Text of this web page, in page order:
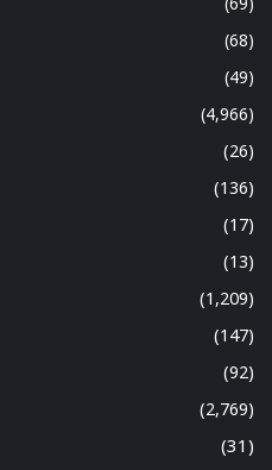
(68)
(49)
(4,966)
(26)
(136)
(17)
(13)
(1,209)
(147)
(92)
(2,769)
(31)